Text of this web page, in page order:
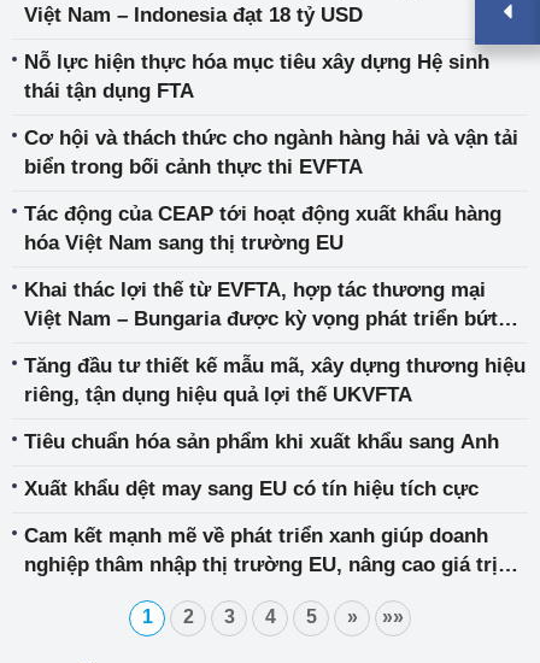
Việt Nam – Indonesia đạt 18 tỷ USD
Nỗ lực hiện thực hóa mục tiêu xây dựng Hệ sinh
thái tận dụng FTA
Cơ hội và thách thức cho ngành hàng hải và vận tải
biển trong bối cảnh thực thi EVFTA
Tác động của CEAP tới hoạt động xuất khẩu hàng
hóa Việt Nam sang thị trường EU
Khai thác lợi thế từ EVFTA, hợp tác thương mại
Việt Nam – Bungaria được kỳ vọng phát triển bứt
Tăng đầu tư thiết kế mẫu mã, xây dựng thương hiệu
riêng, tận dụng hiệu quả lợi thế UKVFTA
Tiêu chuẩn hóa sản phẩm khi xuất khẩu sang Anh
Xuất khẩu dệt may sang EU có tín hiệu tích cực
Cam kết mạnh mẽ về phát triển xanh giúp doanh
nghiệp thâm nhập thị trường EU, nâng cao giá trị
1 2 3 4 5 » »»